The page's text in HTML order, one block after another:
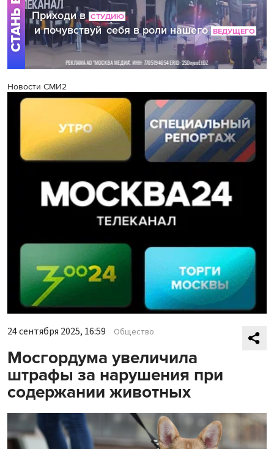
Новости СМИ2
24 сентября 2025, 16:59 Общество
Мосгордума увеличила
штрафы за нарушения при
содержании животных